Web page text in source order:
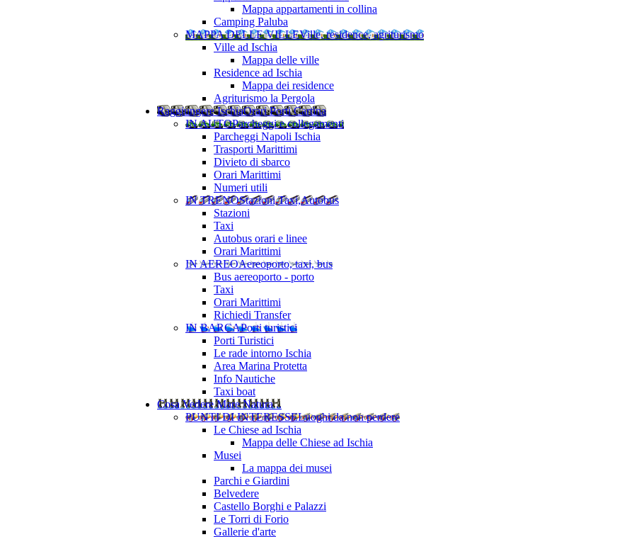
Mappa appartamenti in collina
Camping Paluba
MAPPA DELLE VILLEVille, residence, agriturismo
Ville ad Ischia
Mappa delle ville
Residence ad Ischia
Mappa dei residence
Agriturismo la Pergola
Raggiungere IschiaOrari Porti Cartina
IN AUTOParcheggi e collegamenti
Parcheggi Napoli Ischia
Trasporti Marittimi
Divieto di sbarco
Orari Marittimi
Numeri utili
IN TRENOStazioni,Taxi,Autobus
Stazioni
Taxi
Autobus orari e linee
Orari Marittimi
IN AEREOAereoporto, taxi, bus
Bus aereoporto - porto
Taxi
Orari Marittimi
Richiedi Transfer
IN BARCAPorti turistici
Porti Turistici
Le rade intorno Ischia
Area Marina Protetta
Info Nautiche
Taxi boat
Cosa VedereMare Natura ..
PUNTI DI INTERESSELuoghi da non perdere
Le Chiese ad Ischia
Mappa delle Chiese ad Ischia
Musei
La mappa dei musei
Parchi e Giardini
Belvedere
Castello Borghi e Palazzi
Le Torri di Forio
Gallerie d'arte